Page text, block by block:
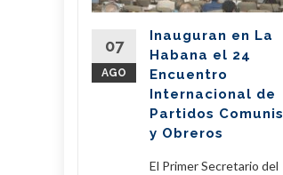
07
AGO
Inauguran en La
Habana el 24
Encuentro
Internacional de
Partidos
y Obreros
El Primer Secretario del